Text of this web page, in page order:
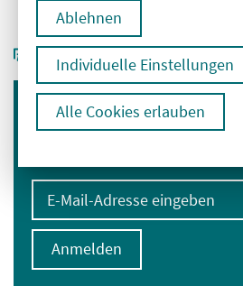
Ablehnen
Individuelle Einstellungen
Alle Cookies erlauben
Immer informiert bleiben
E-Mail-Adresse eingeben
Anmelden